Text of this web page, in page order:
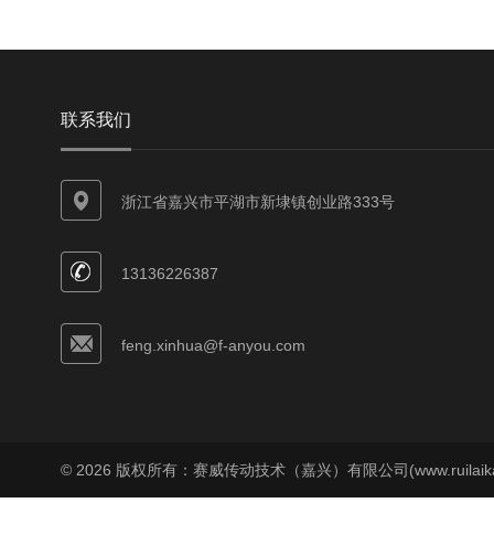
联系我们
浙江省嘉兴市平湖市新埭镇创业路333号
13136226387
feng.xinhua@f-anyou.com
© 2026 版权所有：赛威传动技术（嘉兴）有限公司